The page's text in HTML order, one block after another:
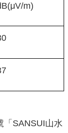
m)
「SANSUI山水